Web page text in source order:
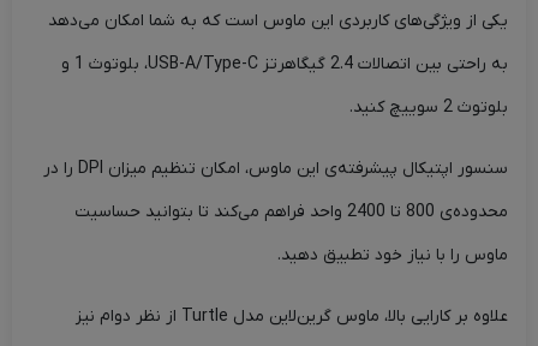
یکی از ویژگی‌های کاربردی این ماوس است که به شما امکان می‌دهد
به راحتی بین اتصالات 2.4 گیگاهرتز USB-A/Type-C، بلوتوث 1 و
بلوتوث 2 سوییچ کنید.
سنسور اپتیکال پیشرفته‌ی این ماوس، امکان تنظیم میزان DPI را در
محدوده‌ی 800 تا 2400 واحد فراهم می‌کند تا بتوانید حساسیت
ماوس را با نیاز خود تطبیق دهید.
علاوه بر کارایی بالا، ماوس گرین‌لاین مدل Turtle از نظر دوام نیز